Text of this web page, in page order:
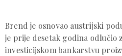
Brend je osnovao austrijski
je prije desetak godina odlučio
investicijskom bankarstvu